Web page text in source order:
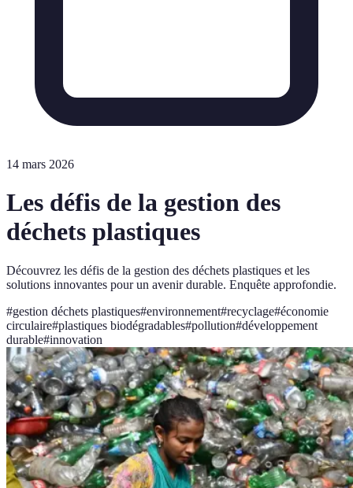
14 mars 2026
Les défis de la gestion des
déchets plastiques
Découvrez les défis de la gestion des déchets plastiques et les
solutions innovantes pour un avenir durable. Enquête approfondie.
#gestion déchets plastiques#environnement#recyclage#économie
circulaire#plastiques biodégradables#pollution#développement
durable#innovation